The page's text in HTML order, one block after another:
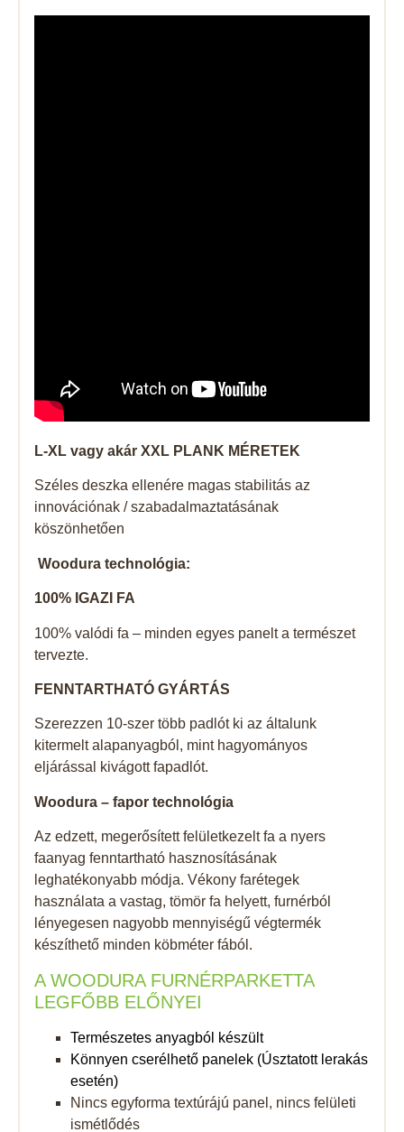
L-XL vagy akár XXL PLANK MÉRETEK
Széles deszka ellenére magas stabilitás az
innovációnak / szabadalmaztatásának
köszönhetően
Woodura technológia:
100% IGAZI FA
100% valódi fa – minden egyes panelt a természet
tervezte.
FENNTARTHATÓ GYÁRTÁS
Szerezzen 10-szer több padlót ki az általunk
kitermelt alapanyagból, mint hagyományos
eljárással kivágott fapadlót.
Woodura – fapor technológia
Az edzett, megerősített felületkezelt fa a nyers
faanyag fenntartható hasznosításának
leghatékonyabb módja. Vékony farétegek
használata a vastag, tömör fa helyett, furnérból
lényegesen nagyobb mennyiségű végtermék
készíthető minden köbméter fából.
A WOODURA FURNÉRPARKETTA
LEGFŐBB ELŐNYEI
Természetes anyagból készült
Könnyen cserélhető panelek (Úsztatott lerakás
esetén)
Nincs egyforma textúrájú panel, nincs felületi
ismétlődés